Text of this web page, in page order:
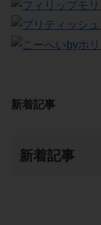
新着記事
新着記事